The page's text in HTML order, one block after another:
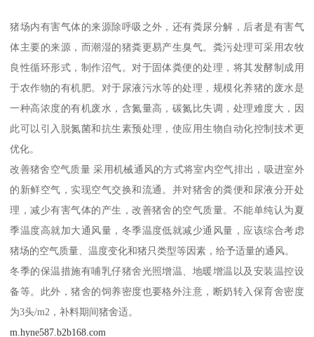
猪场内有害气体的来源除呼吸之外，还有粪尿分解，后者是有害气
体主要的来源，而潮湿的猪粪更易产生臭气。粪污处理可采用农牧
良性循环形式，制作沼气。对于固体粪便的处理，将其发酵制成用
于农作物的有机肥。对于尿液污水等的处理，规模化养猪的废水是
一种高浓度的有机废水，含氮量高，碳氮比失调，处理难度大，因
此可以引入脱氮菌和抗生素预处理，使应用生物自动化控制技术更
优化。
改善猪舍空气质量 采用机械通风的方式将室内空气排出，吸进室外
的新鲜空气，实现空气交换和流通。并对猪舍的粪便和尿液分开处
理，减少有害气体的产生，改善猪舍的空气质量。不能单纯认为夏
季温度高就加大通风量，冬季温度低就减少通风量，应该综合考虑
猪场的空气质量、温度变化和猪只类型等因素，给予适量的通风。
冬季的保温措施有哺乳仔猪舍光照增温、地暖增温以及安装温控设
备等。此外，猪舍的饲养密度也要格外注意，断奶转入保育舍密度
为3头/m2，补料期间猪舍适。
m.hyne587.b2b168.com